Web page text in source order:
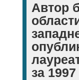
Автор
за